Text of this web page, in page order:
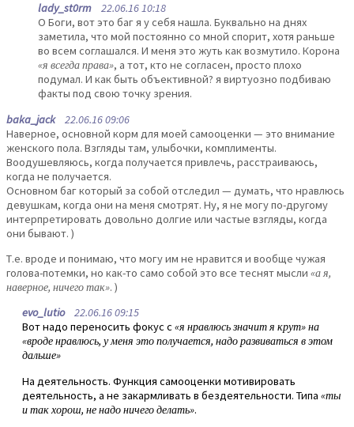
lady_st0rm 22.06.16 10:18
О Боги, вот это баг я у себя нашла. Буквально на днях
заметила, что мой постоянно со мной спорит, хотя раньше
во всем соглашался. И меня это жуть как возмутило. Корона
«я всегда права», а тот, кто не согласен, просто плохо
подумал. И как быть объективной? я виртуозно подбиваю
факты под свою точку зрения.
baka_jack22.06.16 09:06
Наверное, основной корм для моей самооценки — это внимание
женского пола. Взгляды там, улыбочки, комплименты.
Воодушевляюсь, когда получается привлечь, расстраиваюсь,
когда не получается.
Основном баг который за собой отследил — думать, что нравлюсь
девушкам, когда они на меня смотрят. Ну, я не могу по-другому
интерпретировать довольно долгие или частые взгляды, когда
они бывают. )
Т.е. вроде и понимаю, что могу им не нравится и вообще чужая
голова-потемки, но как-то само собой это все теснят мысли «а я,
наверное, ничего так». )
evo_lutio22.06.16 09:15
Вот надо переносить фокус с «я нравлюсь значит я крут» на
«вроде нравлюсь, у меня это получается, надо развиваться в этом
дальше»
На деятельность. Функция самооценки мотивировать
деятельность, а не закармливать в бездеятельности. Типа «ты
и так хорош, не надо ничего делать».